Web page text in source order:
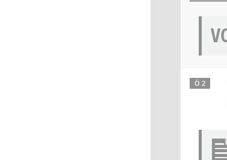
Ö 2